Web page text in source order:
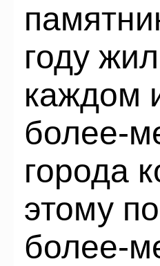
году
каждом
более-
города
этому
более-